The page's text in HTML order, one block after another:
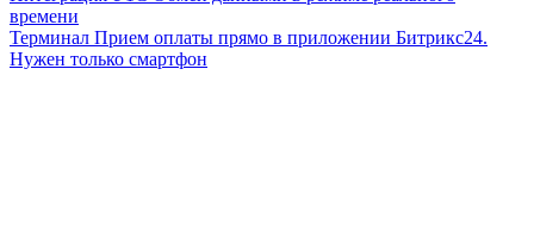
времени
Терминал Прием оплаты прямо в приложении Битрикс24.
Нужен только смартфон